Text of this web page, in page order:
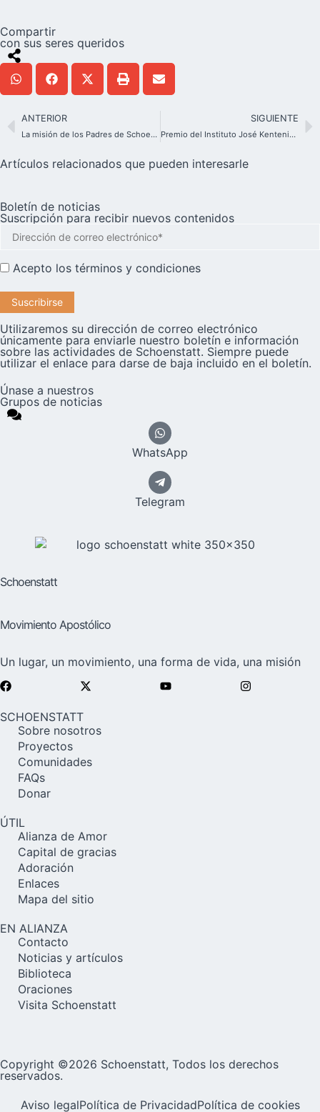
Compartir
con sus seres queridos
ANTERIOR
La misión de los Padres de Schoenstatt en Punjab, India
SIGUIENTE
Premio del Instituto José Kentenich 2024: Pedagogía de los vínculos en el aprendizaje
Artículos relacionados que pueden interesarle
Boletín de noticias
Suscripción para recibir nuevos contenidos
Acepto los términos y condiciones
Utilizaremos su dirección de correo electrónico
únicamente para enviarle nuestro boletín e información
sobre las actividades de Schoenstatt. Siempre puede
utilizar el enlace para darse de baja incluido en el boletín.
Únase a nuestros
Grupos de noticias
WhatsApp
Telegram
Schoenstatt
Movimiento Apostólico
Un lugar, un movimiento, una forma de vida, una misión
SCHOENSTATT
Sobre nosotros
Proyectos
Comunidades
FAQs
Donar
ÚTIL
Alianza de Amor
Capital de gracias
Adoración
Enlaces
Mapa del sitio
EN ALIANZA
Contacto
Noticias y artículos
Biblioteca
Oraciones
Visita Schoenstatt
Copyright ©2026 Schoenstatt, Todos los derechos
reservados.
Aviso legalPolítica de PrivacidadPolítica de cookies